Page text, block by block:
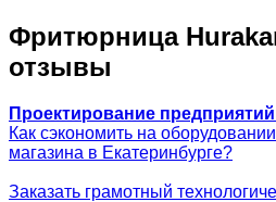
Фритюрница
отзывы
Проектирование
Как сэкономить на
магазина в Екатеринбурге?
Заказать грамотный